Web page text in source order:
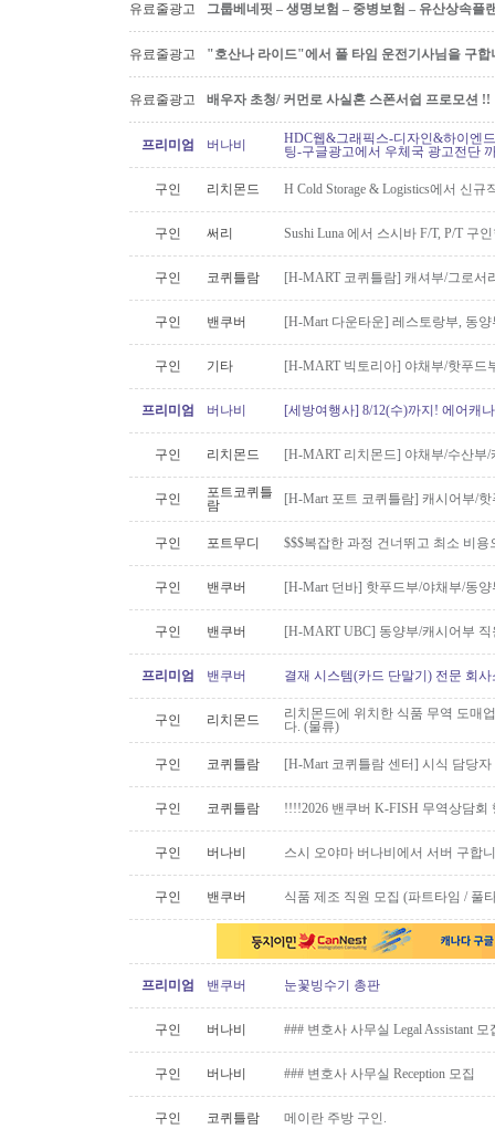
유료줄광고 그룹베네핏 – 생명보험 – 중병보험 – 유산상속플
유료줄광고 "호산나 라이드"에서 풀 타임 운전기사님을 구합
유료줄광고 배우자 초청/ 커먼로 사실혼 스폰서쉽 프로모션 !!
프리미엄 버나비
HDC웹&그래픽스-디자인&하이엔
팅-구글광고에서 우체국 광고전단
구인 리치몬드 H Cold Storage & Logistics에서 신규
구인 써리 Sushi Luna 에서 스시바 F/T, P/T 구
구인 코퀴틀람 [H-MART 코퀴틀람] 캐셔부/그로서
구인 밴쿠버 [H-Mart 다운타운] 레스토랑부, 동
구인 기타 [H-MART 빅토리아] 야채부/핫푸드
프리미엄 버나비 [세방여행사] 8/12(수)까지! 에어캐
구인 리치몬드 [H-MART 리치몬드] 야채부/수산부
구인
포트코퀴틀
람
[H-Mart 포트 코퀴틀람] 캐시어부/
구인 포트무디 $$$복잡한 과정 건너뛰고 최소 비
구인 밴쿠버 [H-Mart 던바] 핫푸드부/야채부/동
구인 밴쿠버 [H-MART UBC] 동양부/캐시어부
프리미엄 밴쿠버 결재 시스템(카드 단말기) 전문 회
구인 리치몬드
리치몬드에 위치한 식품 무역 도매
다. (물류)
구인 코퀴틀람 [H-Mart 코퀴틀람 센터] 시식 담당
구인 코퀴틀람 !!!!2026 밴쿠버 K-FISH 무역상담
구인 버나비 스시 오야마 버나비에서 서버 구합
구인 밴쿠버 식품 제조 직원 모집 (파트타임 / 풀
프리미엄 밴쿠버 눈꽃빙수기 총판
구인 버나비 ### 변호사 사무실 Legal Assistant 모
구인 버나비 ### 변호사 사무실 Reception 모집
구인 코퀴틀람 메이란 주방 구인.